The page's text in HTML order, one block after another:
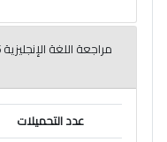
s
A
p
p
عدد التحميلات